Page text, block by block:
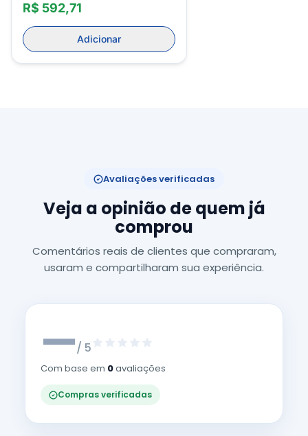
R$ 592,71
Adicionar
Avaliações verificadas
Veja a opinião de quem já
comprou
Comentários reais de clientes que compraram,
usaram e compartilharam sua experiência.
—/ 5
Com base em 0avaliações
Compras verificadas